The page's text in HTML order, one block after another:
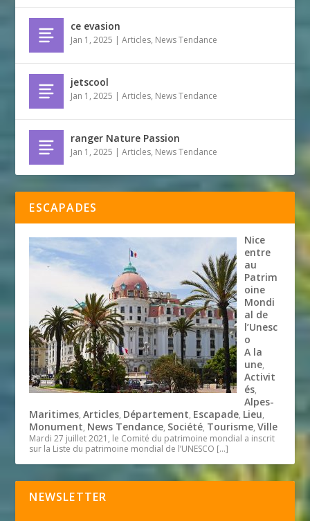
ce evasion
Jan 1, 2025 |Articles, News Tendance
jetscool
Jan 1, 2025 |Articles, News Tendance
ranger Nature Passion
Jan 1, 2025 |Articles, News Tendance
ESCAPADES
Nice
entre
au
Patrim
oine
Mondi
al de
l’Unesc
o
A la
une,
Activit
és,
Alpes-
Maritimes,Articles, Département, Escapade, Lieu,
Monument, News Tendance, Société, Tourisme,Ville
Mardi 27 juillet 2021, le Comité du patrimoine mondial a inscrit
sur la Liste du patrimoine mondial de l’UNESCO […]
NEWSLETTER